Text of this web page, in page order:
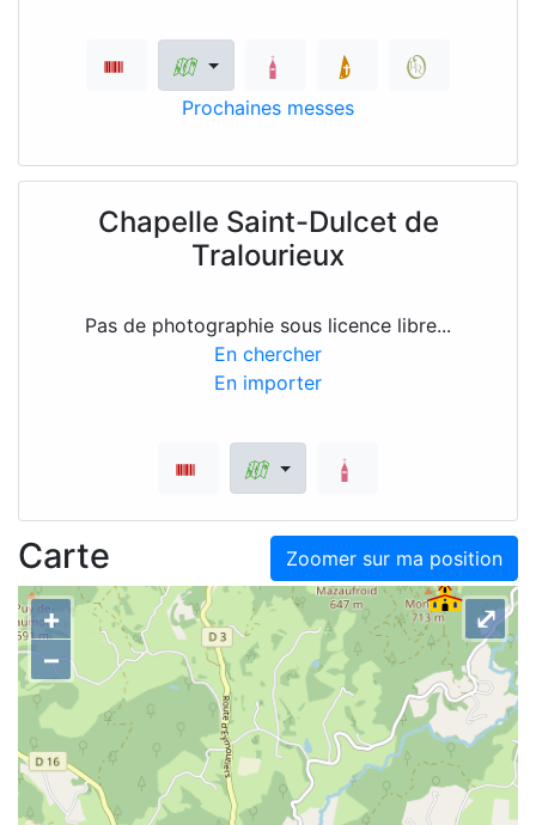
Prochaines messes
Chapelle Saint-Dulcet de
Tralourieux
Pas de photographie sous licence libre...
En chercher
En importer
Zoomer sur ma position
Carte
+
–
⤢